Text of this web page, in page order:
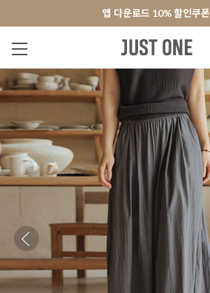
앱 다운로드 10% 할인쿠폰
회원가입 쿠폰 3000원
앱 다운로드 10% 할인쿠폰
회원가입 쿠폰 3000원
NEW 7% BEST 오늘출발 MADE . J